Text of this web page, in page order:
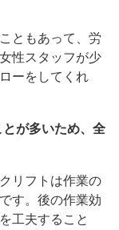
ともあって、労
性スタッフが少
ーをしてくれ
が多いため、全
リフトは作業の
す。後の作業効
工夫すること